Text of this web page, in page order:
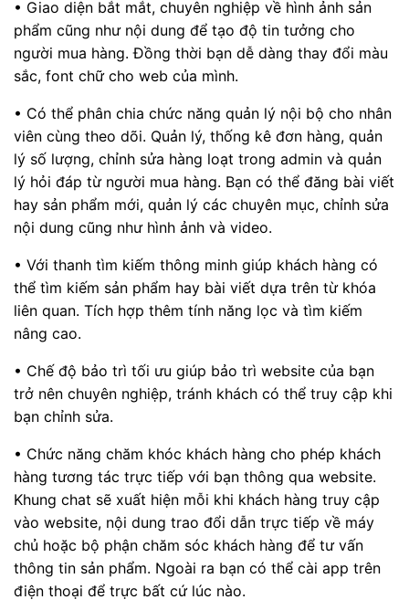
• Giao diện bắt mắt, chuyên nghiệp về hình ảnh sản
phẩm cũng như nội dung để tạo độ tin tưởng cho
người mua hàng. Đồng thời bạn dễ dàng thay đổi màu
sắc, font chữ cho web của mình.
• Có thể phân chia chức năng quản lý nội bộ cho nhân
viên cùng theo dõi. Quản lý, thống kê đơn hàng, quản
lý số lượng, chỉnh sửa hàng loạt trong admin và quản
lý hỏi đáp từ người mua hàng. Bạn có thể đăng bài viết
hay sản phẩm mới, quản lý các chuyên mục, chỉnh sửa
nội dung cũng như hình ảnh và video.
• Với thanh tìm kiếm thông minh giúp khách hàng có
thể tìm kiếm sản phẩm hay bài viết dựa trên từ khóa
liên quan. Tích hợp thêm tính năng lọc và tìm kiếm
nâng cao.
• Chế độ bảo trì tối ưu giúp bảo trì website của bạn
trở nên chuyên nghiệp, tránh khách có thể truy cập khi
bạn chỉnh sửa.
• Chức năng chăm khóc khách hàng cho phép khách
hàng tương tác trực tiếp với bạn thông qua website.
Khung chat sẽ xuất hiện mỗi khi khách hàng truy cập
vào website, nội dung trao đổi dẫn trực tiếp về máy
chủ hoặc bộ phận chăm sóc khách hàng để tư vấn
thông tin sản phẩm. Ngoài ra bạn có thể cài app trên
điện thoại để trực bất cứ lúc nào.